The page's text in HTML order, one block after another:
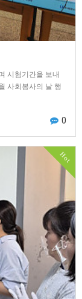
시험기간을 보내
사회봉사의 날 행
0
Hot